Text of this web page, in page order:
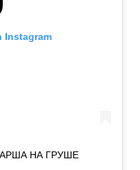
Instagram
НА ГРУШЕ